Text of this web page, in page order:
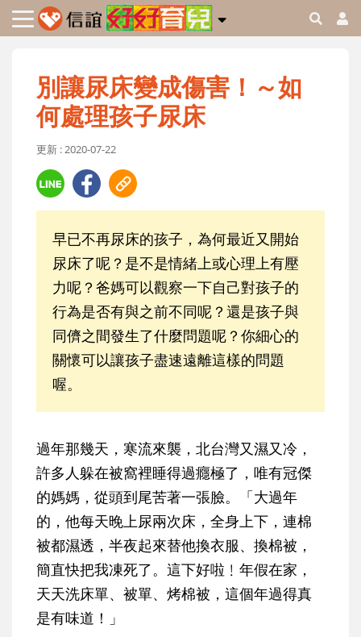
別讓尿床變成傷害！～如
何處理孩子尿床
更新 : 2020-07-22
早已不再尿床的孩子，為何最近又開始
尿床了呢？是不是情緒上或心理上有壓
力呢？爸媽可以觀察一下自己對孩子的
行為是否有與之前不同呢？還是孩子與
同儕之間發生了什麼問題呢？你細心的
關懷可以讓孩子盡速遠離這樣的問題
喔。
過年那幾天，寒流來襲，北台灣又濕又冷，
許多人躲在被窩裡睡得過癮極了，唯有冠傑
的媽媽，從頭到尾苦著一張臉。「大過年
的，他每天晚上尿兩次床，全身上下，連棉
被都濕透，半夜起來替他換衣服、換棉被，
簡直快把我凍死了。這下好啦﹗年假在家，
天天洗床單、被單、烤棉被，這個年過得真
是有味道！」